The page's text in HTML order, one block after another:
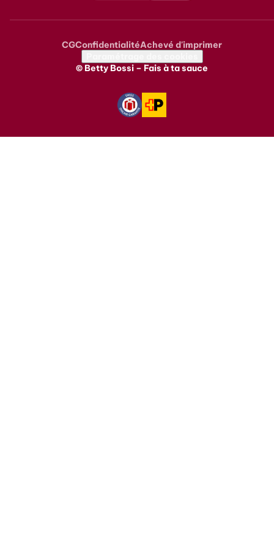
Metanavigation
CGConfidentialitéAchevé d'imprimer
© Betty Bossi – Fais à ta sauce